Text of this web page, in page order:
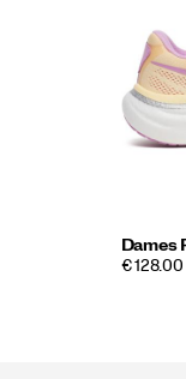
Dames
€